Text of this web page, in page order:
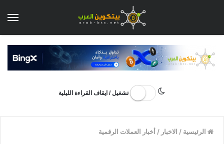
تشغيل / ايقاف القراءة الليلية
الرئيسية / الاخبار /أخبار العملات الرقمية